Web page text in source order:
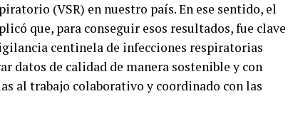
(VSR) en nuestro país. En ese sentido, el
que, para conseguir esos resultados, fue clave
centinela de infecciones respiratorias
datos de calidad de manera sostenible y con
al trabajo colaborativo y coordinado con las